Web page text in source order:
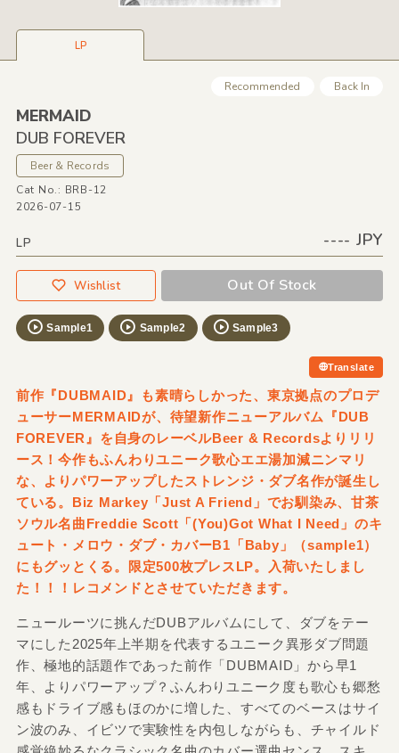
LP
Recommended Back In
MERMAID
DUB FOREVER
Beer & Records
Cat No.: BRB-12
2026-07-15
LP ---- JPY
Wishlist Out Of Stock
Sample1 Sample2 Sample3
Translate
前作『DUBMAID』も素晴らしかった、東京拠点のプロデ
ューサーMERMAIDが、待望新作ニューアルバム『DUB
FOREVER』を自身のレーベルBeer & Recordsよりリリ
ース！今作もふんわりユニーク歌心エエ湯加減ニンマリ
な、よりパワーアップしたストレンジ・ダブ名作が誕生し
ている。Biz Markey「Just A Friend」でお馴染み、甘茶
ソウル名曲Freddie Scott「(You)Got What I Need」のキ
ュート・メロウ・ダブ・カバーB1「Baby」（sample1）
にもグッとくる。限定500枚プレスLP。入荷いたしまし
た！！！レコメンドとさせていただきます。
ニュールーツに挑んだDUBアルバムにして、ダブをテー
マにした2025年上半期を代表するユニーク異形ダブ問題
作、極地的話題作であった前作「DUBMAID」から早1
年、よりパワーアップ？ふんわりユニーク度も歌心も郷愁
感もドライブ感もほのかに増した、すべてのベースはサイ
ン波のみ、イビツで実験性を内包しながらも、チャイルド